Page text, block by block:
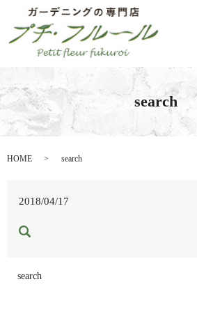
search
HOME search
2018/04/17
search